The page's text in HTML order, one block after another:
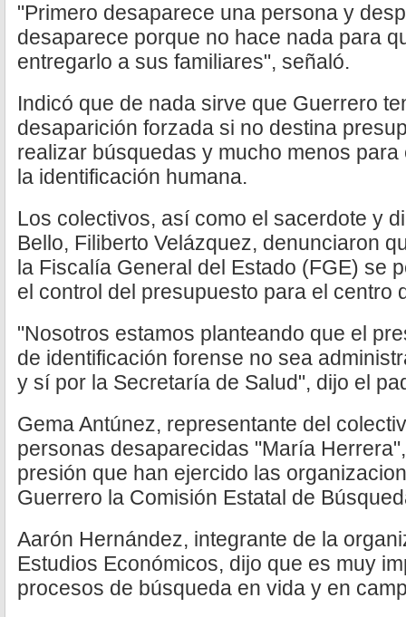
"Primero desaparece una persona y
desaparece porque no hace nada para
entregarlo a sus familiares", señaló.
Indicó que de nada sirve que Guerrero
desaparición forzada si no destina
realizar búsquedas y mucho menos
la identificación humana.
Los colectivos, así como el sacerdote y
Bello, Filiberto Velázquez, denunciaron
la Fiscalía General del Estado (FGE) se
el control del presupuesto para el centro
"Nosotros estamos planteando que el
de identificación forense no sea
y sí por la Secretaría de Salud", dijo el
Gema Antúnez, representante del
personas desaparecidas "María
presión que han ejercido las
Guerrero la Comisión Estatal de
Aarón Hernández, integrante de la
Estudios Económicos, dijo que es muy
procesos de búsqueda en vida y en